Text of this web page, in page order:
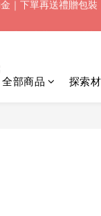
愛 銀杏葉耳環，滿額
愛 銀杏葉耳環，滿額
愛 銀杏葉耳環，滿
全部商品 探索